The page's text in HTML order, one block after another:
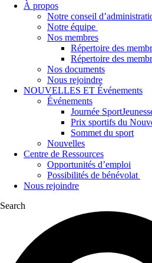
À propos
Notre conseil
Notre équipe
Nos membres
Répertoire des
Répertoire des
Nos documents
Nous rejoindre
NOUVELLES ET Événements
Événements
Journée
Prix sportifs du
Sommet du sport
Nouvelles
Centre de Ressources
Opportunités d’emploi
Possibilités de bénévolat
Nous rejoindre
Search